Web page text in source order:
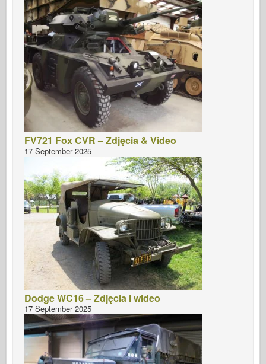
FV721 Fox CVR – Zdjęcia & Video
17 September 2025
Dodge WC16 – Zdjęcia i wideo
17 September 2025